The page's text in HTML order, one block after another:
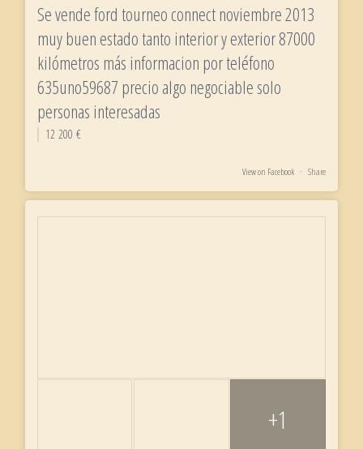
Se vende ford tourneo connect noviembre 2013
muy buen estado tanto interior y exterior 87000
kilómetros más informacion por teléfono
635uno59687 precio algo negociable solo
personas interesadas
12 200 €
View on Facebook · Share
+1